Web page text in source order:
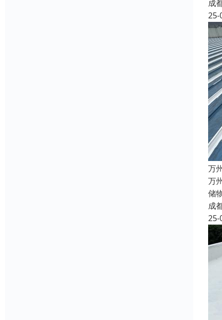
成
25-
万
万
储
成
25-